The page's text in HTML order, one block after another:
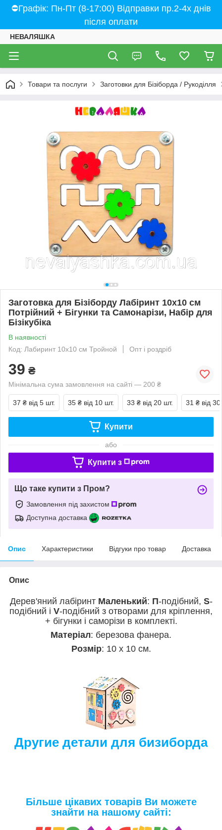
⛔Графік: Пн-Пт (8-17:00) Відправки пр.2-4х днів
після оплати
НЕВАЛЯШКА
Товари та послуги Заготовки для Бізіборда / Рукоділля
Заготовка для Бізіборду Лабіринт 10х10 см
Потрійний + Бігунки та Самонарізи, Набір для
Бізікубіка
В наявності
Код: Лабиринт 10х10 см Тройной
Опт і роздріб
39 ₴
Мінімальна сума замовлення на сайті — 200 ₴
37 ₴ від 5 шт. 35 ₴ від 10 шт. 33 ₴ від 20 шт. 31 ₴ від
Купити
або
Купити з
Що таке купити з Пром?
Замовлення під захистом
Доступна доставка
Опис Характеристики Відгуки про товар Доставка
Опис
Дерев'яний лабіринт Маленький: П-подібний, S-
подібний і V-подібний з отворами для кріплення,
+ бігунки і саморізи в комплекті.
Матеріал: березова фанера.
Розмір: 10 х 10 см.
Другие детали для бизиборда
Більше цікавих товарів Ви можете
знайти на нашому сайті: